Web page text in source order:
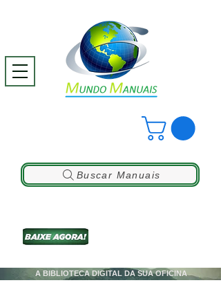
A BIBLIOTECA DIGITAL DA SUA OFICINA
Buscar Manuais